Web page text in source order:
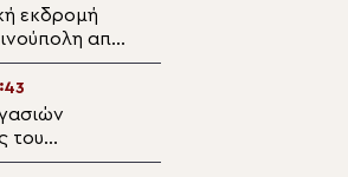
εκδρομή
από
του
της